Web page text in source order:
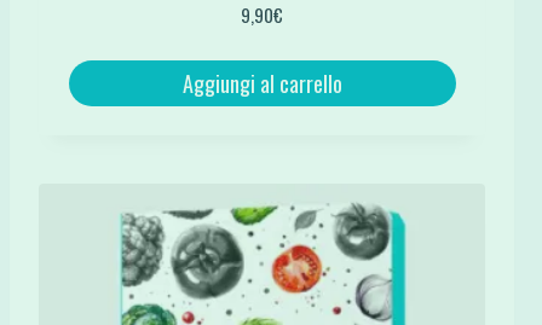
9,90€
Aggiungi al carrello